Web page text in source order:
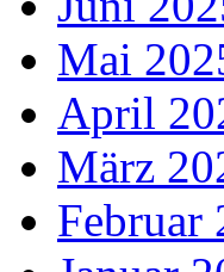
Mai
April
März
Februar